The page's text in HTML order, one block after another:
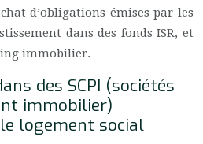
d’obligations émises par les
dans des fonds ISR, et
immobilier.
des SCPI (sociétés
immobilier)
logement social